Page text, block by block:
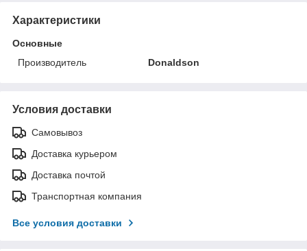
Характеристики
Основные
Производитель
Donaldson
Условия доставки
Самовывоз
Доставка курьером
Доставка почтой
Транспортная компания
Все условия доставки